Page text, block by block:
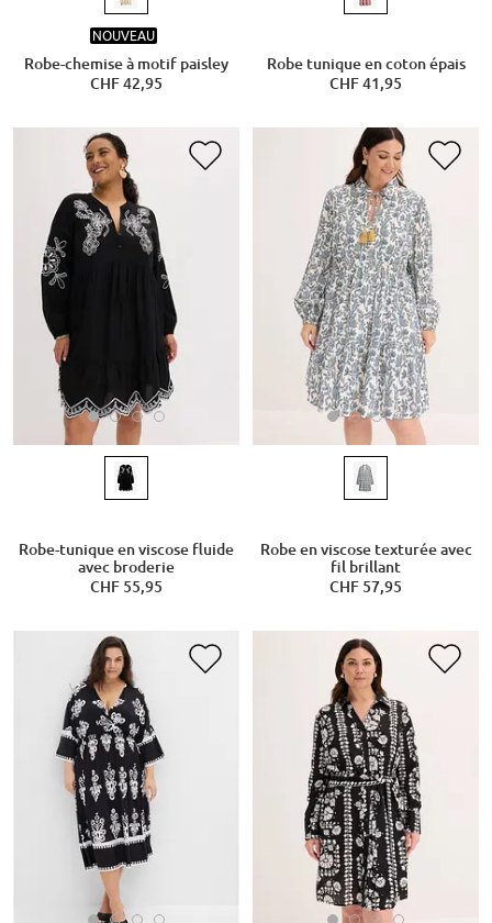
NOUVEAU
Robe-chemise à motif paisley
CHF 42,95
Robe tunique en coton épais
CHF 41,95
Robe-tunique en viscose fluide
avec broderie
CHF 55,95
Robe en viscose texturée avec
fil brillant
CHF 57,95